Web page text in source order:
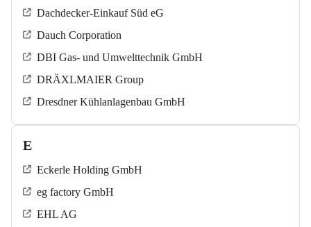
Dachdecker-Einkauf Süd eG
Dauch Corporation
DBI Gas- und Umwelttechnik GmbH
DRÄXLMAIER Group
Dresdner Kühlanlagenbau GmbH
E
Eckerle Holding GmbH
eg factory GmbH
EHL AG